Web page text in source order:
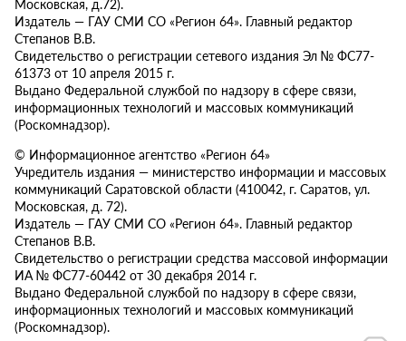
Московская, д.72).
Издатель — ГАУ СМИ СО «Регион 64». Главный редактор
Степанов В.В.
Свидетельство о регистрации сетевого издания Эл № ФС77-
61373 от 10 апреля 2015 г.
Выдано Федеральной службой по надзору в сфере связи,
информационных технологий и массовых коммуникаций
(Роскомнадзор).
© Информационное агентство «Регион 64»
Учредитель издания — министерство информации и массовых
коммуникаций Саратовской области (410042, г. Саратов, ул.
Московская, д. 72).
Издатель — ГАУ СМИ СО «Регион 64». Главный редактор
Степанов В.В.
Свидетельство о регистрации средства массовой информации
ИА № ФС77-60442 от 30 декабря 2014 г.
Выдано Федеральной службой по надзору в сфере связи,
информационных технологий и массовых коммуникаций
(Роскомнадзор).